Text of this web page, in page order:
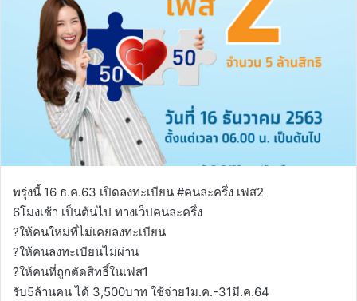
พรุ่งนี้ 16 ธ.ค.63 เปิดลงทะเบียน #คนละครึ่ง เฟส2
6โมงเช้า เป็นต้นไป ทางเว็ปคนละครึ่ง
?ให้คนใหม่ที่ไม่เคยลงทะเบียน
?ให้คนลงทะเบียนไม่ผ่าน
?ให้คนที่ถูกตัดสิทธิ์ในเฟส1
รับ5ล้านคน ได้ 3,500บาท ใช้จ่าย1ม.ค.-31มี.ค.64